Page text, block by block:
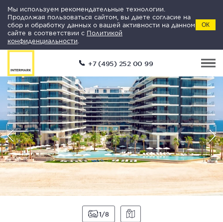
Мы используем рекомендательные технологии.
Продолжая пользоваться сайтом, вы даете согласие на
сбор и обработку данных о вашей активности на данном
сайте в соответствии с Политикой
конфиденциальности
ОК
+7 (495) 252 00 99
1 8